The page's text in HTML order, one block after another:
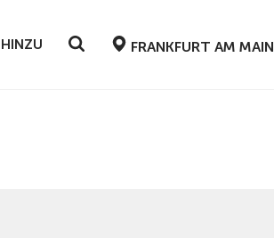
FRANKFURT AM MAIN